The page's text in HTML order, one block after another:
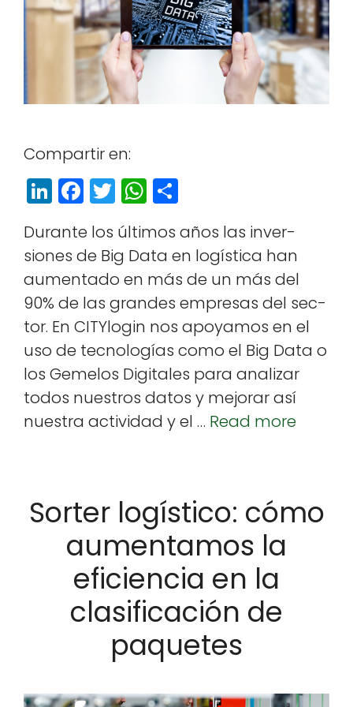
Com­par­tir en:
Li
n
k
e
dI
n
F
a
c
e
b
o
o
k
T
w
itt
e
r
W
h
a
ts
A
p
p
a
r
e
Durante los últi­mos años las inver­
siones de Big Data en logís­ti­ca han
aumen­ta­do en más de un más del
90% de las grandes empre­sas del sec­
tor. En CITY­lo­gin nos apoy­amos en el
uso de tec­nologías como el Big Data o
los Geme­los Dig­i­tales para analizar
todos nue­stros datos y mejo­rar así
nues­tra activi­dad y el … Read more
Sorter logístico: cómo
aumentamos la
eficiencia en la
clasificación de
paquetes